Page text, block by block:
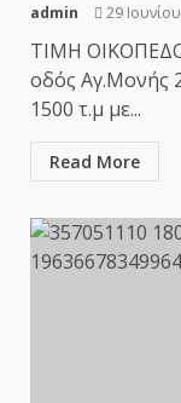
admin 29
ΤΙΜΗ
οδός Αγ.Μονής
1500 τ.μ με...
Read More